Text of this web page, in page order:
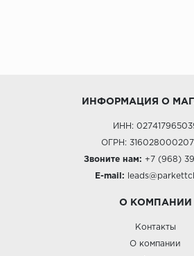
ИНФОРМАЦИЯ О
ИНН:
ОГРН:
Звоните нам: +7 (968)
E-mail:
О КОМПАНИИ
Контакты
О компании